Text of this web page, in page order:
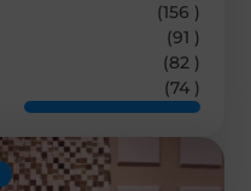
(156 )
(91 )
(82 )
(74 )